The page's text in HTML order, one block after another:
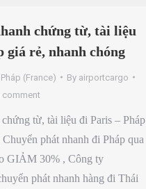
chứng từ, tài liệu
giá rẻ, nhanh chóng
(France) By airportcargo
comment
từ, tài liệu đi Paris – Pháp
phát nhanh đi Pháp qua
GIẢM 30% , Công ty
phát nhanh hàng đi Thái